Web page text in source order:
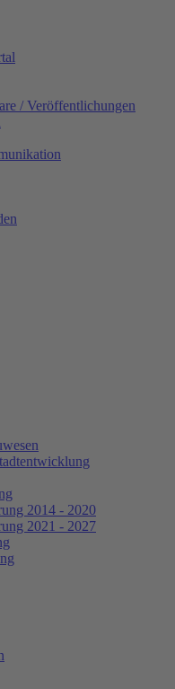
/ Veröffentlichungen
2014 - 2020
2021 - 2027